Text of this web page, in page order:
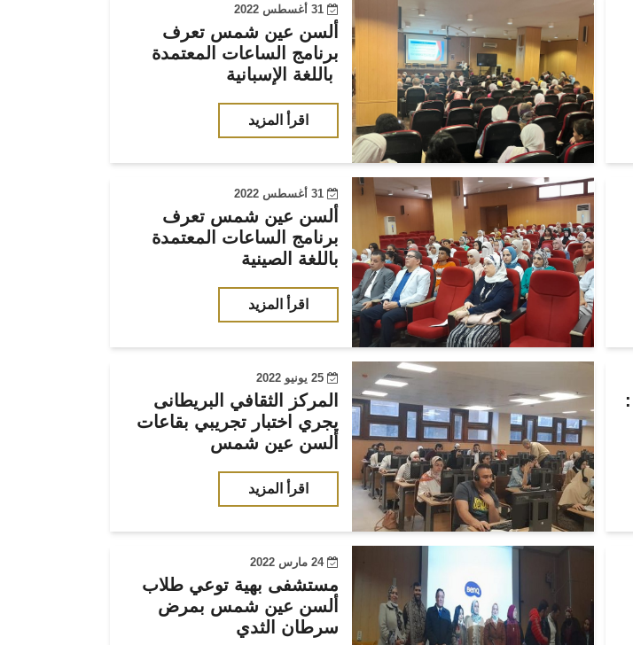
31 أغسطس 2022
ألسن عين شمس تعرف
برنامج الساعات المعتمدة
اقرأ المزيد
31 أغسطس 2022
ألسن عين شمس تعرف
برنامج الساعات المعتمدة
باللغة الصينية
اقرأ المزيد
25 يونيو 2022
المركز الثقافي البريطانى
يجري اختبار تجريبي بقاعات
ألسن عين شمس
اقرأ المزيد
24 مارس 2022
مستشفى بهية توعي طلاب
ألسن عين شمس بمرض
سرطان الثدي